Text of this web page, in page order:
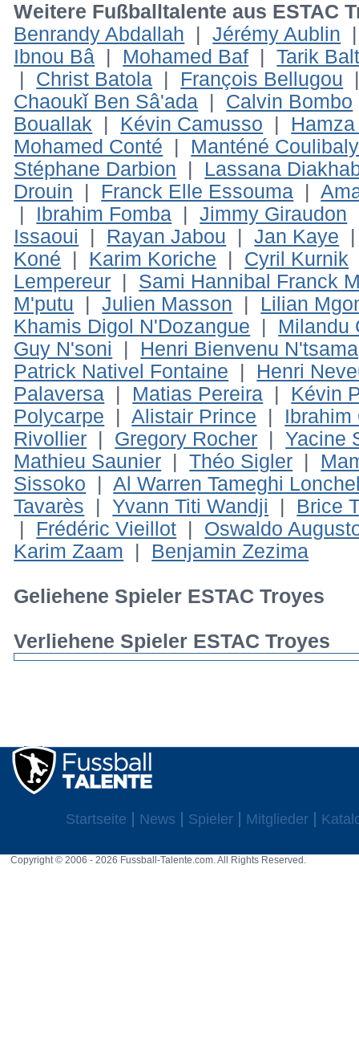
Weitere Fußballtalente aus ESTAC
Benrandy Abdallah |Jérémy Aublin
Ibnou Bâ
Mohamed Baf |Tarik
Christ Batola François Bellugou
Chaoukǐ Ben Sâ'ada
Calvin Bombo
Bouallak
Kévin Camusso
Mohamed Conté
Manténé Coulibaly
Stéphane Darbion
Lassana
Drouin
Franck Elle Essouma |
Ibrahim Fomba |Jimmy Giraudon
Issaoui
Rayan Jabou |Jan Kaye
Koné
Karim Koriche Cyril Kurnik
Lempereur
Sami Hannibal Franck
M'putu |Julien Masson
Lilian
Khamis Digol N'Dozangue
Milandu
Guy N'soni
Henri Bienvenu N'tsama
Patrick Nativel Fontaine
Henri
Palaversa
Matias Pereira
Kévin
Polycarpe |Alistair Prince
Ibrahim
Rivollier
Gregory Rocher |Yacine
Mathieu Saunier |Théo Sigler
Sissoko |Al Warren Tameghi
Tavarès |Yvann Titi Wandji
Brice
Frédéric Vieillot
Oswaldo
Karim Zaam
Benjamin Zezima
Geliehene Spieler ESTAC Troyes
Verliehene Spieler ESTAC Troyes
Startseite News Spieler Mitglieder
Copyright © 2006 - 2026 Fussball-Talente.com. All Rights Reserved.